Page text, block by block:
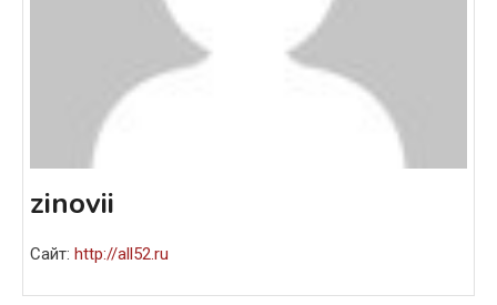
zinovii
Сайт: http://all52.ru